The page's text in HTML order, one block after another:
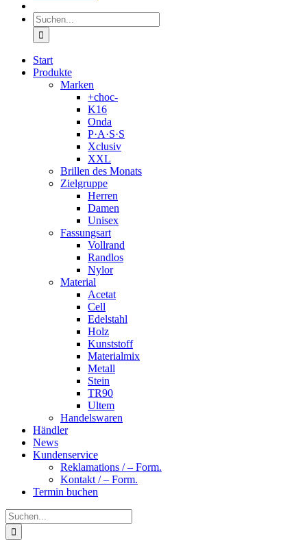
Suche
nach:
Start
Produkte
Marken
+choc-
K16
Onda
P·A·S·S
Xclusiv
XXL
Brillen des Monats
Zielgruppe
Herren
Damen
Unisex
Fassungsart
Vollrand
Randlos
Nylor
Material
Acetat
Cell
Edelstahl
Holz
Kunststoff
Materialmix
Metall
Stein
TR90
Ultem
Handelswaren
Händler
News
Kundenservice
Reklamations / – Form.
Kontakt / – Form.
Termin buchen
Suche
nach: